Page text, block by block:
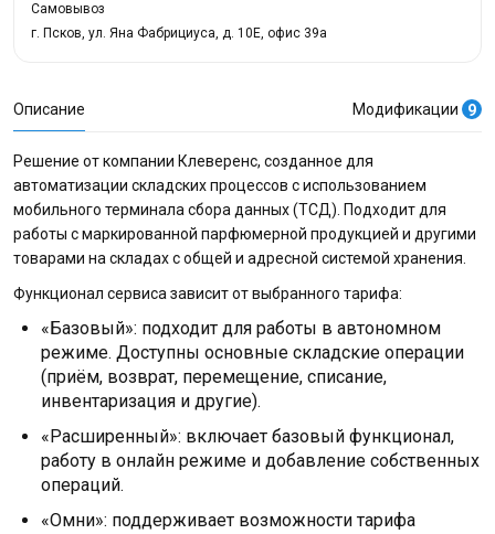
Самовывоз
г. Псков, ул. Яна Фабрициуса, д. 10Е, офис 39а
Описание Модификации 9
Решение от компании Клеверенс, созданное для
автоматизации складских процессов с использованием
мобильного терминала сбора данных (ТСД). Подходит для
работы с маркированной парфюмерной продукцией и другими
товарами на складах с общей и адресной системой хранения.
Функционал сервиса зависит от выбранного тарифа:
«Базовый»: подходит для работы в автономном
режиме. Доступны основные складские операции
(приём, возврат, перемещение, списание,
инвентаризация и другие).
«Расширенный»: включает базовый функционал,
работу в онлайн режиме и добавление собственных
операций.
«Омни»: поддерживает возможности тарифа